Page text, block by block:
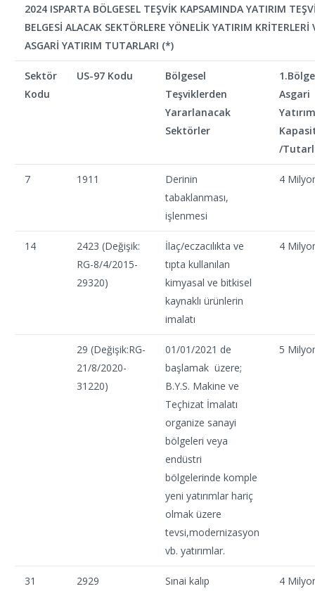
2024 ISPARTA BÖLGESEL TEŞVİK KAPSAMINDA YATIRIM
BELGESİ ALACAK SEKTÖRLERE YÖNELİK YATIRIM KRİTERLERİ
ASGARİ YATIRIM TUTARLARI (*)
Sektör
Kodu
US-97 Kodu
Bölgesel
Teşviklerden
Yararlanacak
Sektörler
1.Bölge
Asgari
Yatırım
/
7 1911
Derinin
tabaklanması,
işlenmesi
4
14
2423 (Değişik:
RG-8/4/2015-
29320)
İlaç/eczacılıkta ve
tıpta kullanılan
kimyasal ve bitkisel
kaynaklı ürünlerin
imalatı
4
29 (Değişik:RG-
21/8/2020-
31220)
01/01/2021 de
başlamak üzere;
B.Y.S. Makine ve
Teçhizat İmalatı
organize sanayi
bölgeleri veya
endüstri
bölgelerinde komple
yeni yatırımlar hariç
olmak üzere
tevsi,modernizasyon
vb. yatırımlar.
5
31 2929 Sınai kalıp 4